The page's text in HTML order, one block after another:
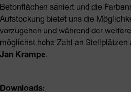
Betonflächen saniert und die
Aufstockung bietet uns die
vorzugehen und während der
möglichst hohe Zahl an Stellplätzen
Jan Krampe.
Downloads: